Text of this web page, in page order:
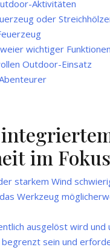
Aktivitäten
oder
wichtiger Funktionen
Outdoor-Einsatz
im Fokus
starkem Wind
Werkzeug
ausgelöst wird
sein und